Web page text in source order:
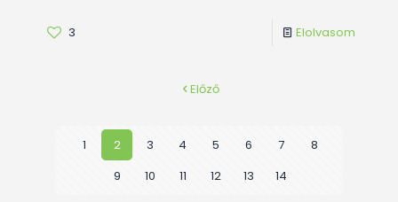
3 Elolvasom
Előző
1 2 3 4 5 6 7
8
9
10 11 12 13 14